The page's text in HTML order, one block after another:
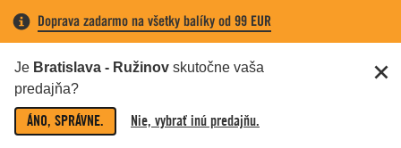
Doprava zadarmo na všetky balíky od 99 EUR
Je Bratislava - Ružinov skutočne vaša
predajňa?
ÁNO, SPRÁVNE. Nie, vybrať inú predajňu.